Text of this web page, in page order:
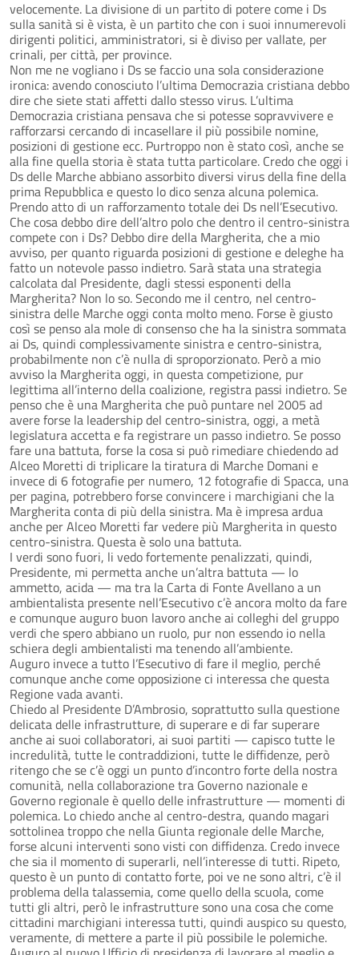
velocemente. La divisione di un partito di potere come i Ds
sulla sanità si è vista, è un partito che con i suoi innumerevoli
dirigenti politici, amministratori, si è diviso per vallate, per
crinali, per città, per province.
Non me ne vogliano i Ds se faccio una sola considerazione
ironica: avendo conosciuto l’ultima Democrazia cristiana debbo
dire che siete stati affetti dallo stesso virus. L’ultima
Democrazia cristiana pensava che si potesse sopravvivere e
rafforzarsi cercando di incasellare il più possibile nomine,
posizioni di gestione ecc. Purtroppo non è stato così, anche se
alla fine quella storia è stata tutta particolare. Credo che oggi i
Ds delle Marche abbiano assorbito diversi virus della fine della
prima Repubblica e questo lo dico senza alcuna polemica.
Prendo atto di un rafforzamento totale dei Ds nell’Esecutivo.
Che cosa debbo dire dell’altro polo che dentro il centro-sinistra
compete con i Ds? Debbo dire della Margherita, che a mio
avviso, per quanto riguarda posizioni di gestione e deleghe ha
fatto un notevole passo indietro. Sarà stata una strategia
calcolata dal Presidente, dagli stessi esponenti della
Margherita? Non lo so. Secondo me il centro, nel centro-
sinistra delle Marche oggi conta molto meno. Forse è giusto
così se penso ala mole di consenso che ha la sinistra sommata
ai Ds, quindi complessivamente sinistra e centro-sinistra,
probabilmente non c’è nulla di sproporzionato. Però a mio
avviso la Margherita oggi, in questa competizione, pur
legittima all’interno della coalizione, registra passi indietro. Se
penso che è una Margherita che può puntare nel 2005 ad
avere forse la leadership del centro-sinistra, oggi, a metà
legislatura accetta e fa registrare un passo indietro. Se posso
fare una battuta, forse la cosa si può rimediare chiedendo ad
Alceo Moretti di triplicare la tiratura di Marche Domani e
invece di 6 fotografie per numero, 12 fotografie di Spacca, una
per pagina, potrebbero forse convincere i marchigiani che la
Margherita conta di più della sinistra. Ma è impresa ardua
anche per Alceo Moretti far vedere più Margherita in questo
centro-sinistra. Questa è solo una battuta.
I verdi sono fuori, li vedo fortemente penalizzati, quindi,
Presidente, mi permetta anche un’altra battuta — lo
ammetto, acida — ma tra la Carta di Fonte Avellano a un
ambientalista presente nell’Esecutivo c’è ancora molto da fare
e comunque auguro buon lavoro anche ai colleghi del gruppo
verdi che spero abbiano un ruolo, pur non essendo io nella
schiera degli ambientalisti ma tenendo all’ambiente.
Auguro invece a tutto l’Esecutivo di fare il meglio, perché
comunque anche come opposizione ci interessa che questa
Regione vada avanti.
Chiedo al Presidente D’Ambrosio, soprattutto sulla questione
delicata delle infrastrutture, di superare e di far superare
anche ai suoi collaboratori, ai suoi partiti — capisco tutte le
incredulità, tutte le contraddizioni, tutte le diffidenze, però
ritengo che se c’è oggi un punto d’incontro forte della nostra
comunità, nella collaborazione tra Governo nazionale e
Governo regionale è quello delle infrastrutture — momenti di
polemica. Lo chiedo anche al centro-destra, quando magari
sottolinea troppo che nella Giunta regionale delle Marche,
forse alcuni interventi sono visti con diffidenza. Credo invece
che sia il momento di superarli, nell’interesse di tutti. Ripeto,
questo è un punto di contatto forte, poi ve ne sono altri, c’è il
problema della talassemia, come quello della scuola, come
tutti gli altri, però le infrastrutture sono una cosa che come
cittadini marchigiani interessa tutti, quindi auspico su questo,
veramente, di mettere a parte il più possibile le polemiche.